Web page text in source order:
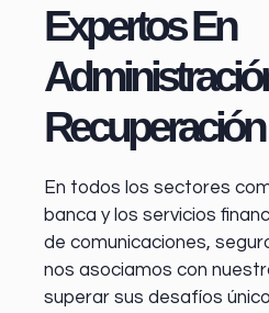
Expertos En
En todos los sectores
banca y los servicios
de comunicaciones,
nos asociamos con
superar sus desafíos